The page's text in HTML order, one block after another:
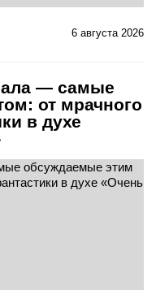
6 августа 2026
— самые
от мрачного
в духе